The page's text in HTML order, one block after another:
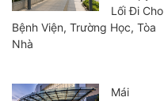
Lối Đi Cho
Bệnh Viện, Trường Học, Tòa
Nhà
Mái